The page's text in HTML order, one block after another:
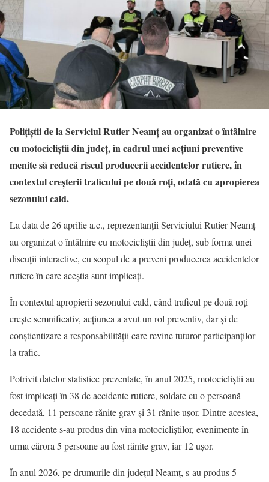
Polițiștii de la Serviciul Rutier Neamț au organizat o întâlnire
cu motocicliștii din județ, în cadrul unei acțiuni preventive
menite să reducă riscul producerii accidentelor rutiere, în
contextul creșterii traficului pe două roți, odată cu apropierea
sezonului cald.
La data de 26 aprilie a.c., reprezentanții Serviciului Rutier Neamț
au organizat o întâlnire cu motocicliștii din județ, sub forma unei
discuții interactive, cu scopul de a preveni producerea accidentelor
rutiere în care aceștia sunt implicați.
În contextul apropierii sezonului cald, când traficul pe două roți
crește semnificativ, acțiunea a avut un rol preventiv, dar și de
conștientizare a responsabilității care revine tuturor participanților
la trafic.
Potrivit datelor statistice prezentate, în anul 2025, motocicliștii au
fost implicați în 38 de accidente rutiere, soldate cu o persoană
decedată, 11 persoane rănite grav și 31 rănite ușor. Dintre acestea,
18 accidente s-au produs din vina motocicliștilor, evenimente în
urma cărora 5 persoane au fost rănite grav, iar 12 ușor.
În anul 2026, pe drumurile din județul Neamț, s-au produs 5